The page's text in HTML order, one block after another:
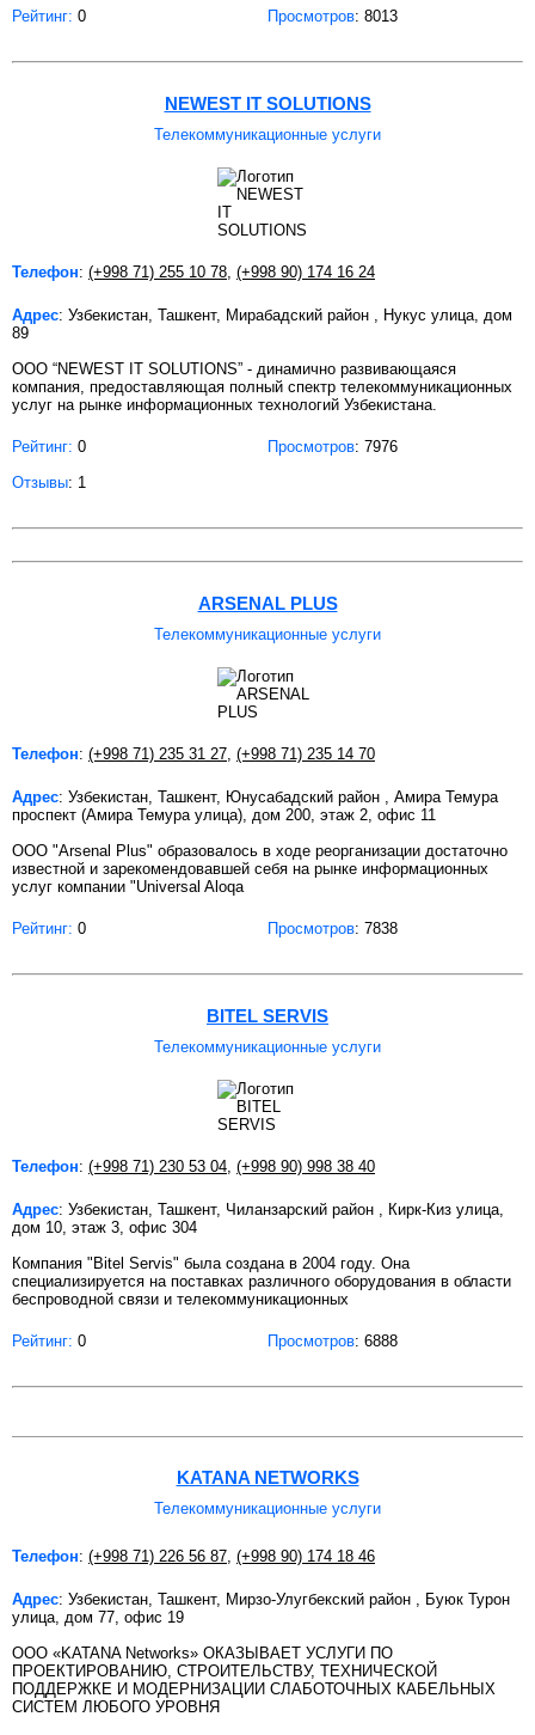
Рейтинг: 0 Просмотров: 8013
NEWEST IT SOLUTIONS
Телекоммуникационные услуги
Телефон: (+998 71) 255 10 78, (+998 90) 174 16 24
Адрес: Узбекистан, Ташкент, Мирабадский район , Нукус улица, дом
89
ООО “NEWEST IT SOLUTIONS” - динамично развивающаяся
компания, предоставляющая полный спектр телекоммуникационных
услуг на рынке информационных технологий Узбекистана.
Рейтинг: 0 Просмотров: 7976
Отзывы: 1
ARSENAL PLUS
Телекоммуникационные услуги
Телефон: (+998 71) 235 31 27 (+998 71) 235 14 70
Адрес: Узбекистан, Ташкент, Юнусабадский район , Амира Темура
проспект (Амира Темура улица), дом 200, этаж 2, офис 11
ООО "Arsenal Plus" образовалось в ходе реорганизации достаточно
известной и зарекомендовавшей себя на рынке информационных
услуг компании "Universal Aloqa
Рейтинг: 0 Просмотров: 7838
BITEL SERVIS
Телекоммуникационные услуги
Телефон: (+998 71) 230 53 04 (+998 90) 998 38 40
Адрес: Узбекистан, Ташкент, Чиланзарский район , Кирк-Киз улица,
дом 10, этаж 3, офис 304
Компания "Bitel Servis" была создана в 2004 году. Она
специализируется на поставках различного оборудования в области
беспроводной связи и телекоммуникационных
Рейтинг: 0 Просмотров: 6888
KATANA NETWORKS
Телекоммуникационные услуги
Телефон: (+998 71) 226 56 87 (+998 90) 174 18 46
Адрес: Узбекистан, Ташкент, Мирзо-Улугбекский район , Буюк Турон
улица, дом 77, офис 19
ООО «KATANA Networks» ОКАЗЫВАЕТ УСЛУГИ ПО
ПРОЕКТИРОВАНИЮ, СТРОИТЕЛЬСТВУ, ТЕХНИЧЕСКОЙ
ПОДДЕРЖКЕ И МОДЕРНИЗАЦИИ СЛАБОТОЧНЫХ КАБЕЛЬНЫХ
СИСТЕМ ЛЮБОГО УРОВНЯ